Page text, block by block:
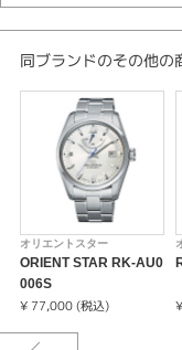
5気圧防水以下
自動巻き（オートマティッ
手巻き
革ベルト
その他文字盤
オリエントスター
腕時計
ORIENT STAR
紹介文
デザイン、部品、製造、そ
計を作りたい。
そんな職人たちの願いが
同ブランドのその他の
オリエントスター
ORIENT STAR RK-AU0
006S
¥ 77,000 (税込)